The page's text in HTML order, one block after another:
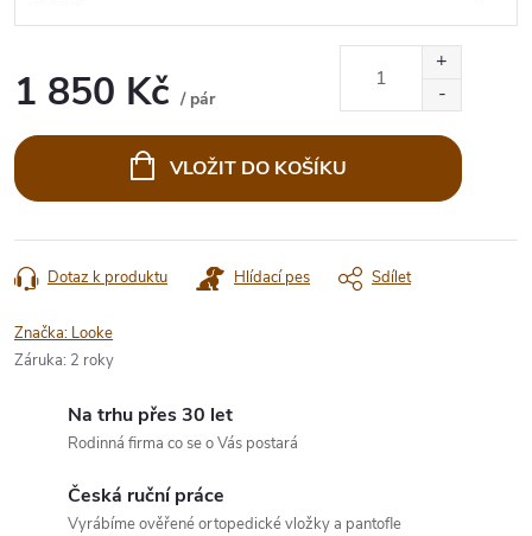
1 850 Kč / pár
cena:
VLOŽIT DO KOŠÍKU
Dotaz k produktu Hlídací pes Sdílet
Značka: Looke
Záruka: 2 roky
Na trhu přes 30 let
Rodinná firma co se o Vás postará
Česká ruční práce
Vyrábíme ověřené ortopedické vložky a pantofle